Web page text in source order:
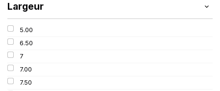
Largeur
5.00
6.50
7
7.00
7.50